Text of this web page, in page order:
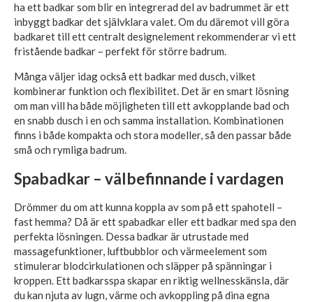
ha ett badkar som blir en integrerad del av badrummet är ett
inbyggt badkar det självklara valet. Om du däremot vill göra
badkaret till ett centralt designelement rekommenderar vi ett
fristående badkar – perfekt för större badrum.
Många väljer idag också ett badkar med dusch, vilket
kombinerar funktion och flexibilitet. Det är en smart lösning
om man vill ha både möjligheten till ett avkopplande bad och
en snabb dusch i en och samma installation. Kombinationen
finns i både kompakta och stora modeller, så den passar både
små och rymliga badrum.
Spabadkar – välbefinnande i vardagen
Drömmer du om att kunna koppla av som på ett spahotell –
fast hemma? Då är ett spabadkar eller ett badkar med spa den
perfekta lösningen. Dessa badkar är utrustade med
massagefunktioner, luftbubblor och värmeelement som
stimulerar blodcirkulationen och släpper på spänningar i
kroppen. Ett badkarsspa skapar en riktig wellnesskänsla, där
du kan njuta av lugn, värme och avkoppling på dina egna